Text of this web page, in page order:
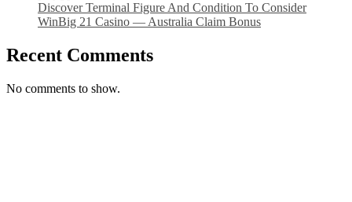
Discover Terminal Figure And Condition To Consider
WinBig 21 Casino — Australia Claim Bonus
Recent Comments
No comments to show.